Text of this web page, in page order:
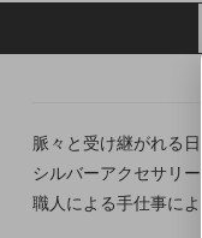
脈々と受け継がれる
シルバーアクセサリ
職人による手仕事に